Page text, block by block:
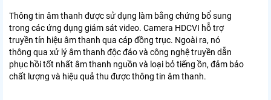
Thông tin âm thanh được sử dụng làm bằng chứng bổ sung
trong các ứng dụng giám sát video. Camera HDCVI hỗ trợ
truyền tín hiệu âm thanh qua cáp đồng trục. Ngoài ra, nó
thông qua xử lý âm thanh độc đáovà công nghệ truyền dẫn
phục hồi tốt nhất âm thanh nguồn và loại bỏ tiếng ồn, đảm bảo
chất lượng và hiệu quả thu đượcthông tin âm thanh.